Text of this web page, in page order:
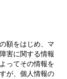
額をはじめ、マ
害に関する情報
ってその情報を
が、個人情報の